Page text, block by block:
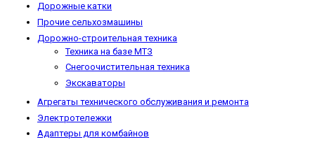
Дорожные катки
Прочие сельхозмашины
Дорожно-строительная техника
Техника на базе МТЗ
Снегоочистительная техника
Экскаваторы
Агрегаты технического обслуживания и ремонта
Электротележки
Адаптеры для комбайнов